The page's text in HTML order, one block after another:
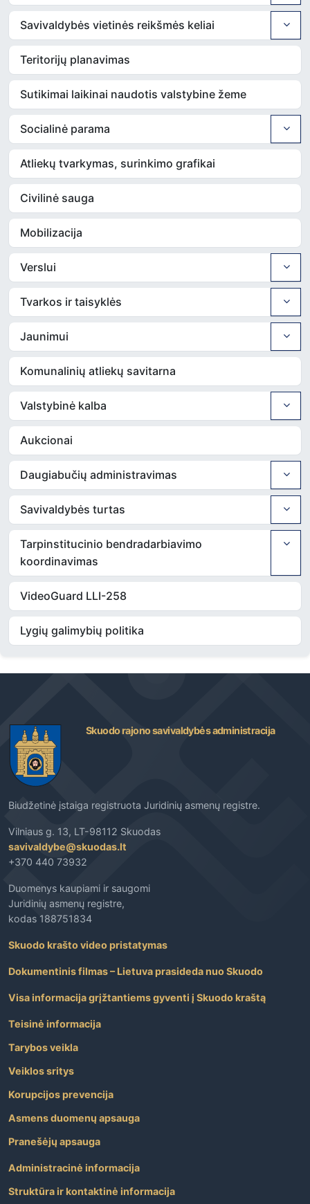
Savivaldybės vietinės reikšmės keliai
Teritorijų planavimas
Sutikimai laikinai naudotis valstybine žeme
Socialinė parama
Atliekų tvarkymas, surinkimo grafikai
Civilinė sauga
Mobilizacija
Verslui
Tvarkos ir taisyklės
Jaunimui
Komunalinių atliekų savitarna
Valstybinė kalba
Aukcionai
Daugiabučių administravimas
Savivaldybės turtas
Tarpinstitucinio bendradarbiavimo
koordinavimas
VideoGuard LLI-258
Lygių galimybių politika
Skuodo rajono savivaldybės administracija
Biudžetinė įstaiga registruota Juridinių asmenų registre.
Vilniaus g. 13, LT-98112 Skuodas
savivaldybe@skuodas.lt
+370 440 73932
Duomenys kaupiami ir saugomi
Juridinių asmenų registre,
kodas 188751834
Skuodo krašto video pristatymas
Dokumentinis filmas – Lietuva prasideda nuo Skuodo
Visa informacija grįžtantiems gyventi į Skuodo kraštą
Teisinė informacija
Tarybos veikla
Veiklos sritys
Korupcijos prevencija
Asmens duomenų apsauga
Pranešėjų apsauga
Administracinė informacija
Struktūra ir kontaktinė informacija